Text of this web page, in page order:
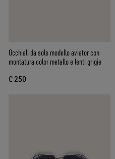
Occhiali da sole modello aviator con
montatura color metallo e lenti grigie
€ 250